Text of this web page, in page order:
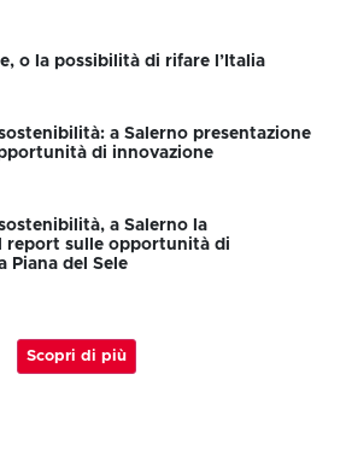
o la possibilità di rifare l’Italia
a Salerno presentazione
di innovazione
a Salerno la
report sulle opportunità di
Piana del Sele
Scopri di più